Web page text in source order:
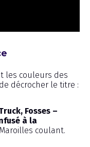
les couleurs des
décrocher le titre :
Fosses –
à la
coulant.